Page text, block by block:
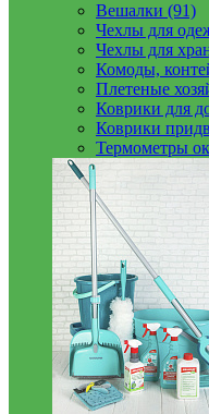
Вешалки (91)
Чехлы для
Чехлы для
Комоды,
Плетеные
Коврики для
Коврики
Термометры